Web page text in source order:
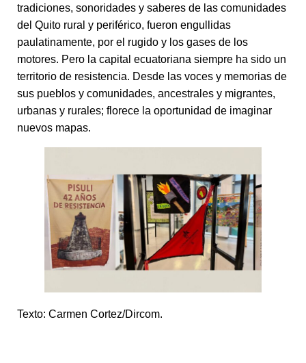
tradiciones, sonoridades y saberes de las comunidades
del Quito rural y periférico, fueron engullidas
paulatinamente, por el rugido y los gases de los
motores. Pero la capital ecuatoriana siempre ha sido un
territorio de resistencia. Desde las voces y memorias de
sus pueblos y comunidades, ancestrales y migrantes,
urbanas y rurales; florece la oportunidad de imaginar
nuevos mapas.
Texto: Carmen Cortez/Dircom.